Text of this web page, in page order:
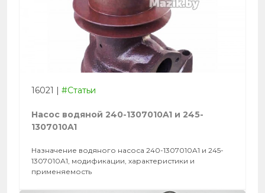
16021 | #Статьи
Насос водяной 240-1307010A1 и 245-
1307010A1
Назначение водяного насоса 240-1307010A1 и 245-
1307010A1, модификации, характеристики и
применяемость